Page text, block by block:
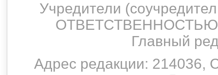
Учредители
Главный
Адрес редакции: 214036,